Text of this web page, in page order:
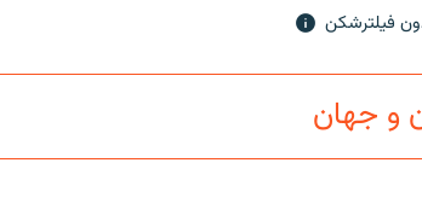
فیلترشکن
و جهان